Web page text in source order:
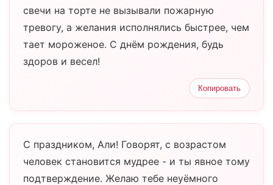
свечи на торте не вызывали пожарную
тревогу, а желания исполнялись быстрее, чем
тает мороженое. С днём рождения, будь
здоров и весел!
Копировать
С праздником, Али! Говорят, с возрастом
человек становится мудрее - и ты явное тому
подтверждение. Желаю тебе неуёмного